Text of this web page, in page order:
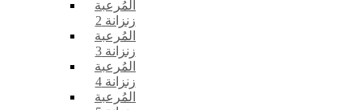
المُرعبة
زنزانة 2
المُرعبة
زنزانة 3
المُرعبة
زنزانة 4
المُرعبة